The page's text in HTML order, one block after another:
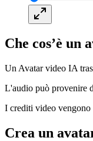
Che cos’è un
Un Avatar video IA
L'audio può provenire
I crediti video vengono
Crea un